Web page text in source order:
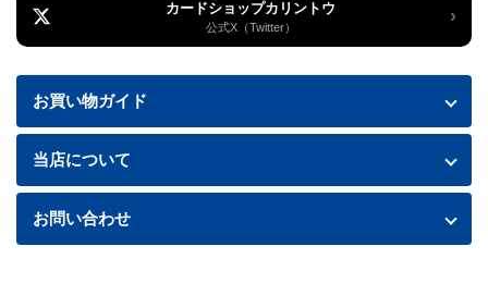
カードショップカリントウ
公式X（Twitter） ›
お買い物ガイド
お買い物ガイド
送料・配送について
お支払い方法
当店について
特定商取引法に基づく表記
お問い合わせ